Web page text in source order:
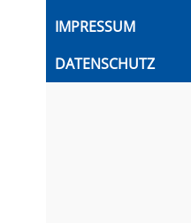
IMPRESSUM
DATENSCHUTZ